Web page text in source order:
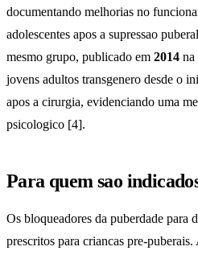
documentando melhorias no
adolescentes apos a supressao
mesmo grupo, publicado em 2014 na
jovens adultos transgenero desde o
apos a cirurgia, evidenciando uma
psicologico [4].
Para quem sao
Os bloqueadores da puberdade para
prescritos para criancas pre-